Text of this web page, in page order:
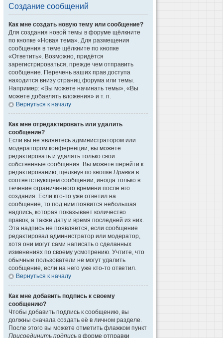
Создание сообщений
Как мне создать новую тему или сообщение?
Для создания новой темы в форуме щёлкните
по кнопке «Новая тема». Для размещения
сообщения в теме щёлкните по кнопке
«Ответить». Возможно, придётся
зарегистрироваться, прежде чем отправить
сообщение. Перечень ваших прав доступа
находится внизу страниц форума или темы.
Например: «Вы можете начинать темы», «Вы
можете добавлять вложения» и т. п.
Вернуться к началу
Как мне отредактировать или удалить
сообщение?
Если вы не являетесь администратором или
модератором конференции, вы можете
редактировать и удалять только свои
собственные сообщения. Вы можете перейти к
редактированию, щёлкнув по кнопке Правка в
соответствующем сообщении, иногда только в
течение ограниченного времени после его
создания. Если кто-то уже ответил на
сообщение, то под ним появится небольшая
надпись, которая показывает количество
правок, а также дату и время последней из них.
Эта надпись не появляется, если сообщение
редактировал администратор или модератор,
хотя они могут сами написать о сделанных
изменениях по своему усмотрению. Учтите, что
обычные пользователи не могут удалить
сообщение, если на него уже кто-то ответил.
Вернуться к началу
Как мне добавить подпись к своему
сообщению?
Чтобы добавить подпись к сообщению, вы
должны сначала создать её в личном разделе.
После этого вы можете отметить флажком пункт
Присоединить подпись в форме отправки